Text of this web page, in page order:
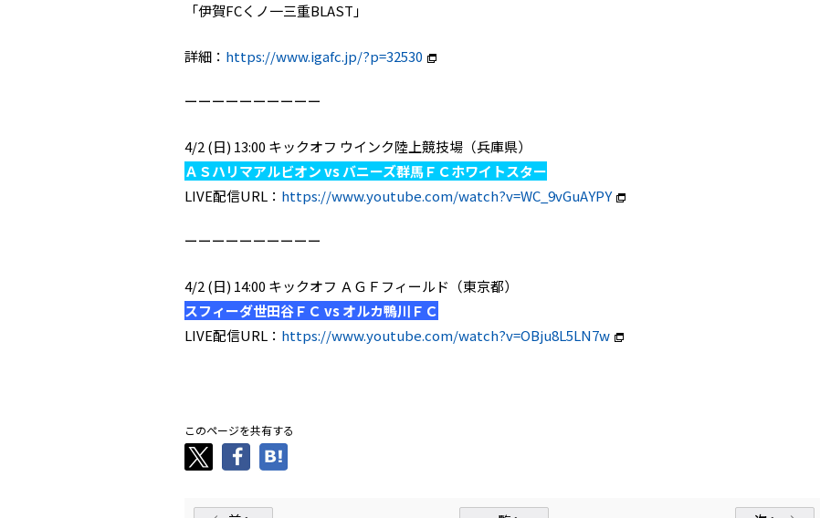
「伊賀FCくノ一三重BLAST」
詳細： https://www.igafc.jp/?p=32530
ーーーーーーーーーー
4/2 (日) 13:00 キックオフ ウインク陸上競技場（兵庫県）
ＡＳハリマアルビオン vs バニーズ群馬ＦＣホワイトスター
LIVE配信URL： https://www.youtube.com/watch?v=WC_9vGuAYPY
ーーーーーーーーーー
4/2 (日) 14:00 キックオフ ＡＧＦフィールド（東京都）
スフィーダ世田谷ＦＣ vs オルカ鴨川ＦＣ
LIVE配信URL： https://www.youtube.com/watch?v=OBju8L5LN7w
このページを共有する